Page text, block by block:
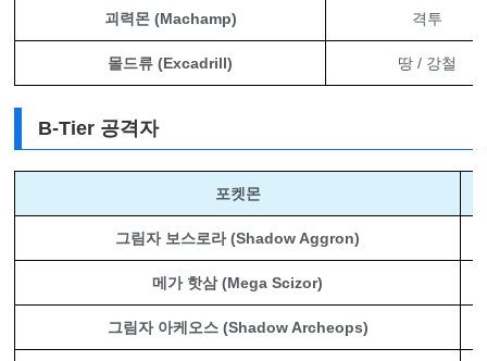
괴력몬 (Machamp) 격투
몰드류 (Excadrill) 땅 / 강철
B-Tier 공격자
포켓몬
그림자 보스로라 (Shadow Aggron)
메가 핫삼 (Mega Scizor)
그림자 아케오스 (Shadow Archeops)